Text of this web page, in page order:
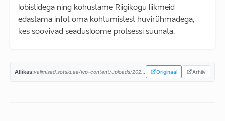
lobistidega ning kohustame Riigikogu liikmeid
edastama infot oma kohtumistest huvirühmadega,
kes soovivad seadusloome protsessi suunata.
Allikas: Originaal Arhiiv